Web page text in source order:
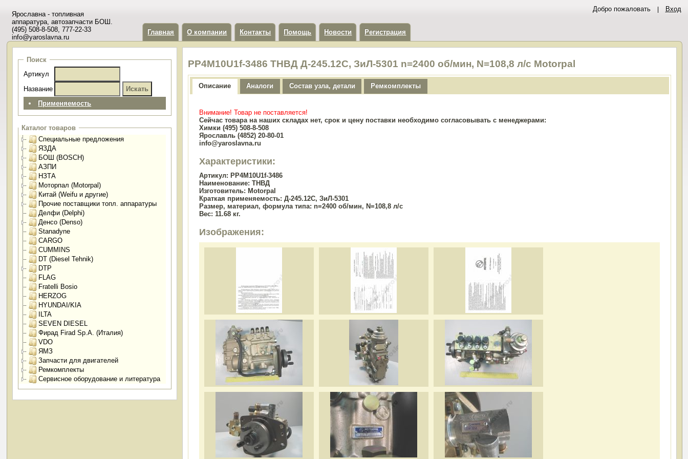
Добро пожаловать Вход
Ярославна - топливная
аппаратура, автозапчасти БОШ.
(495) 508-8-508, 777-22-33
info@yaroslavna.ru
Главная О компании Контакты Помощь Новости Регистрация
Поиск
Артикул
Название
Применяемость
Каталог товаров
Специальные предложения
ЯЗДА
БОШ (BOSCH)
АЗПИ
НЗТА
Моторпал (Motorpal)
Китай (Weifu и другие)
Прочие поставщики топл. аппаратуры
Делфи (Delphi)
Денсо (Denso)
Stanadyne
CARGO
CUMMINS
DT (Diesel Tehnik)
DTP
FLAG
Fratelli Bosio
HERZOG
HYUNDAI/KIA
ILTA
SEVEN DIESEL
Фирад Firad Sp.A. (Италия)
VDO
ЯМЗ
Запчасти для двигателей
Ремкомплекты
Сервисное оборудование и литература
PP4M10U1f-3486 ТНВД Д-245.12С, ЗиЛ-5301 n=2400 об/мин, N=108,8 л/с Motorpal
Описание Аналоги Состав узла, детали Ремкомплекты
Внимание! Товар не поставляется!
Сейчас товара на наших складах нет, срок и цену поставки необходимо согласовывать с менеджерами:
Химки (495) 508-8-508
Ярославль (4852) 20-80-01
info@yaroslavna.ru
Характеристики:
Артикул: PP4M10U1f-3486
Наименование: ТНВД
Изготовитель: Motorpal
Краткая применяемость: Д-245.12С, ЗиЛ-5301
Размер, материал, формула типа: n=2400 об/мин, N=108,8 л/с
Вес: 11.68 кг.
Изображения: